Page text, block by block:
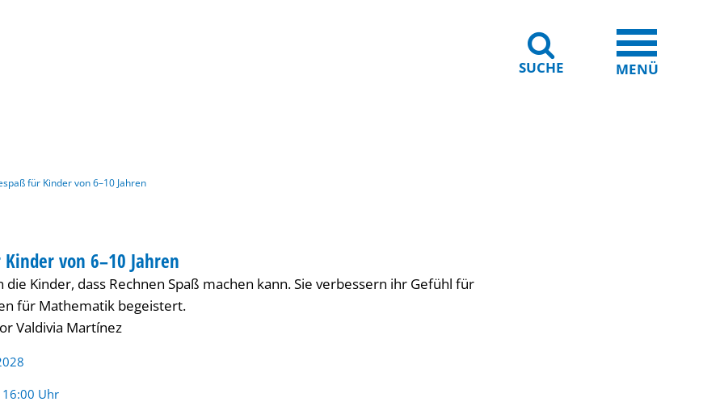
SUCHE MENÜ
für Kinder von 6–10 Jahren
von 6–10 Jahren
die Kinder, dass Rechnen Spaß machen kann. Sie verbessern ihr Gefühl für
für Mathematik begeistert.
Valdivia Martínez
Uhr